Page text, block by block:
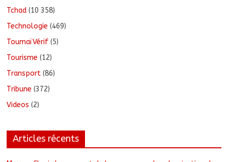
Tchad (10 358)
Technologie (469)
ToumaïVérif (5)
Tourisme (12)
Transport (86)
Tribune (372)
Videos (2)
Articles récents